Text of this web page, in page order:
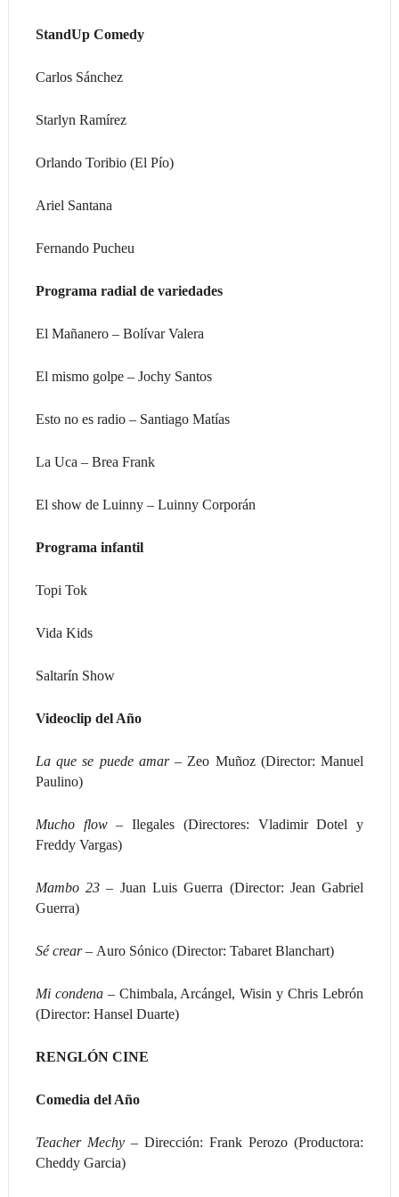
StandUp Comedy
Carlos Sánchez
Starlyn Ramírez
Orlando Toribio (El Pío)
Ariel Santana
Fernando Pucheu
Programa radial de variedades
El Mañanero – Bolívar Valera
El mismo golpe – Jochy Santos
Esto no es radio – Santiago Matías
La Uca – Brea Frank
El show de Luinny – Luinny Corporán
Programa infantil
Topi Tok
Vida Kids
Saltarín Show
Videoclip del Año
La que se puede amar – Zeo Muñoz (Director: Manuel
Paulino)
Mucho flow –Ilegales (Directores: Vladimir Dotel y
Freddy Vargas)
Mambo 23 – Juan Luis Guerra (Director: Jean Gabriel
Guerra)
Sé crear – Auro Sónico (Director: Tabaret Blanchart)
Mi condena – Chimbala, Arcángel, Wisin y Chris Lebrón
(Director: Hansel Duarte)
RENGLÓN CINE
Comedia del Año
Teacher Mechy– Dirección: Frank Perozo (Productora:
Cheddy Garcia)